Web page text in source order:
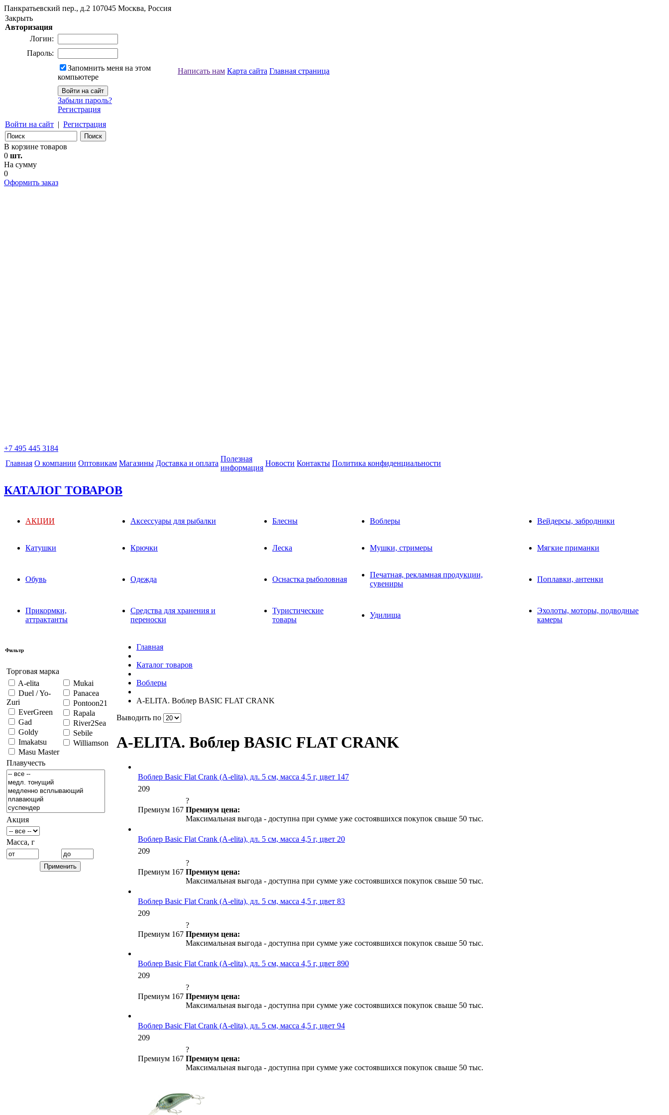
Панкратьевский пер., д.2 107045 Москва, Россия
Закрыть
Авторизация
Логин:
Пароль:
Запомнить меня на этом
компьютере
Забыли пароль?
Регистрация
Войти на сайт | Регистрация
Написать нам Карта сайта Главная страница
В корзине товаров
0 шт.
На сумму
0
Оформить заказ
+7 495 445 3184
Главная О компании Оптовикам Магазины Доставка и оплата
Полезная
информация
Новости Контакты Политика конфиденциальности
КАТАЛОГ ТОВАРОВ
АКЦИИ Аксессуары для рыбалки Блесны Воблеры Вейдерсы, забродники
Катушки Крючки Леска Мушки, стримеры Мягкие приманки
Обувь Одежда Оснастка рыболовная
Печатная, рекламная продукции,
сувениры
Поплавки, антенки
Прикормки,
аттрактанты
Средства для хранения и
переноски
Туристические
товары
Удилища
Эхолоты, моторы, подводные
камеры
Фильтр
Торговая марка
A-elita
Duel / Yo-
Zuri
EverGreen
Gad
Goldy
Imakatsu
Masu Master
Mukai
Panacea
Pontoon21
Rapala
River2Sea
Sebile
Williamson
Плавучесть
Акция
Масса, г
Главная
Каталог товаров
Воблеры
A-ELITA. Воблер BASIC FLAT CRANK
Выводить по
A-ELITA. Воблер BASIC FLAT CRANK
Воблер Basic Flat Crank (A-elita), дл. 5 см, масса 4,5 г, цвет 147
209
Премиум 167
?
Премиум цена:
Максимальная выгода - доступна при сумме уже состоявшихся покупок свыше 50 тыс.
Воблер Basic Flat Crank (A-elita), дл. 5 см, масса 4,5 г, цвет 20
209
Премиум 167
?
Премиум цена:
Максимальная выгода - доступна при сумме уже состоявшихся покупок свыше 50 тыс.
Воблер Basic Flat Crank (A-elita), дл. 5 см, масса 4,5 г, цвет 83
209
Премиум 167
?
Премиум цена:
Максимальная выгода - доступна при сумме уже состоявшихся покупок свыше 50 тыс.
Воблер Basic Flat Crank (A-elita), дл. 5 см, масса 4,5 г, цвет 890
209
Премиум 167
?
Премиум цена:
Максимальная выгода - доступна при сумме уже состоявшихся покупок свыше 50 тыс.
Воблер Basic Flat Crank (A-elita), дл. 5 см, масса 4,5 г, цвет 94
209
Премиум 167
?
Премиум цена:
Максимальная выгода - доступна при сумме уже состоявшихся покупок свыше 50 тыс.